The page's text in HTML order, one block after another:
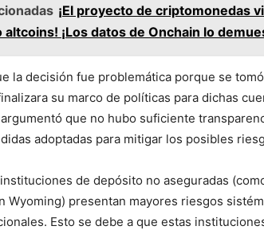
¡El proyecto de criptomonedas
¡Los datos de Onchain lo
la decisión fue problemática porque se
su marco de políticas para dichas
que no hubo suficiente
adoptadas para mitigar los posibles
de depósito no aseguradas
Wyoming) presentan mayores riesgos
Esto se debe a que estas